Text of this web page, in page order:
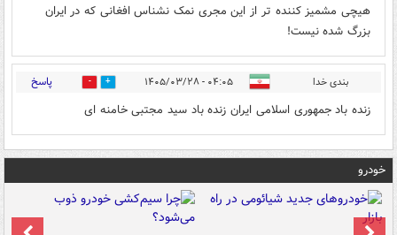
هیچی مشميز کننده تر از این مجری نمک نشناس افغانی که در ایران
بزرگ شده نیست!
بندی خدا ۰۴:۰۵ - ۱۴۰۵/۰۳/۲۸ 1 پاسخ
زنده باد جمهوری اسلامی ایران زنده باد سید مجتبی خامنه ای
خودرو